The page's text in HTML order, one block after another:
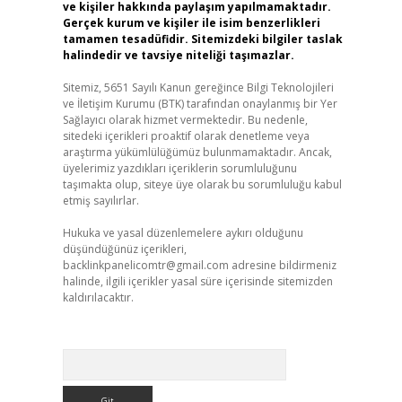
ve kişiler hakkında paylaşım yapılmamaktadır.
Gerçek kurum ve kişiler ile isim benzerlikleri
tamamen tesadüfidir. Sitemizdeki bilgiler taslak
halindedir ve tavsiye niteliği taşımazlar.
Sitemiz, 5651 Sayılı Kanun gereğince Bilgi Teknolojileri
ve İletişim Kurumu (BTK) tarafından onaylanmış bir Yer
Sağlayıcı olarak hizmet vermektedir. Bu nedenle,
sitedeki içerikleri proaktif olarak denetleme veya
araştırma yükümlülüğümüz bulunmamaktadır. Ancak,
üyelerimiz yazdıkları içeriklerin sorumluluğunu
taşımakta olup, siteye üye olarak bu sorumluluğu kabul
etmiş sayılırlar.
Hukuka ve yasal düzenlemelere aykırı olduğunu
düşündüğünüz içerikleri,
backlinkpanelicomtr@gmail.com adresine bildirmeniz
halinde, ilgili içerikler yasal süre içerisinde sitemizden
kaldırılacaktır.